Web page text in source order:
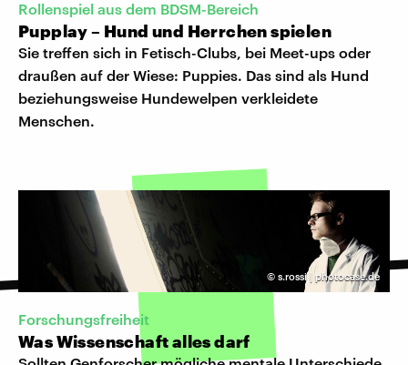
Rollenspiel aus dem BDSM-Bereich
Pupplay – Hund und Herrchen spielen
Sie treffen sich in Fetisch-Clubs, bei Meet-ups oder
draußen auf der Wiese: Puppies. Das sind als Hund
beziehungsweise Hundewelpen verkleidete
Menschen.
© s.rossi | photocase.de
Forschungsfreiheit
Was Wissenschaft alles darf